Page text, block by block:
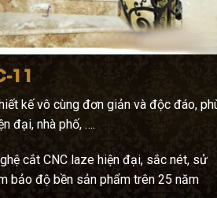
11
kế vô cùng đơn giản và độc đáo,
đại, nhà phố, ….
cắt CNC laze hiện đại, sắc nét, sử
bảo độ bền sản phẩm trên 25 năm